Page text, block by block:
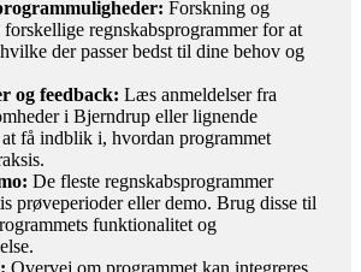
Forskning og
regnskabsprogrammer for at
der passer bedst til dine behov og
og feedback: Læs anmeldelser fra
i Bjerndrup eller lignende
få indblik i, hvordan programmet
De fleste regnskabsprogrammer
prøveperioder eller demo. Brug disse til
funktionalitet og